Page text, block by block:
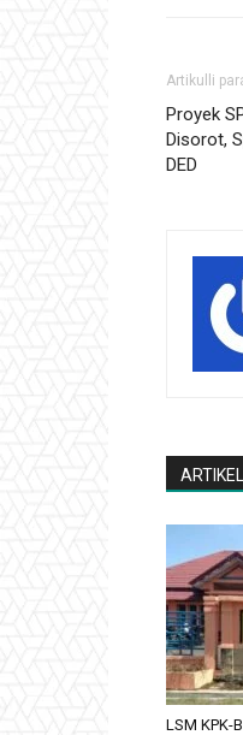
Artikulli
Proyek
Disorot,
DED
LSM KPK-